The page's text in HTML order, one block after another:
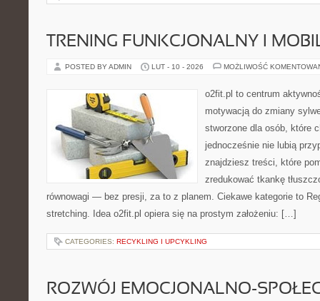
TRENING FUNKCJONALNY I
POSTED BY ADMIN LUT - 10 - 2026 MOŻLIWOŚĆ
o2fit.pl to centrum
motywacją do zmiany
stworzone dla osób, które
jednocześnie nie lubią
znajdziesz treści, które
zredukować tkankę
równowagi — bez presji, za to z planem. Ciekawe kategorie to
stretching. Idea o2fit.pl opiera się na prostym założeniu: […]
CATEGORIES: RECYKLING I UPCYKLING
ROZWÓJ EMOCJONALNO-